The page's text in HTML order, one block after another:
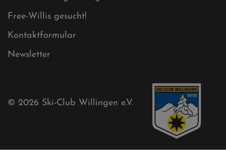
Free-Willis gesucht!
Kontaktformular
Newsletter
© 2026 Ski-Club Willingen e.V.